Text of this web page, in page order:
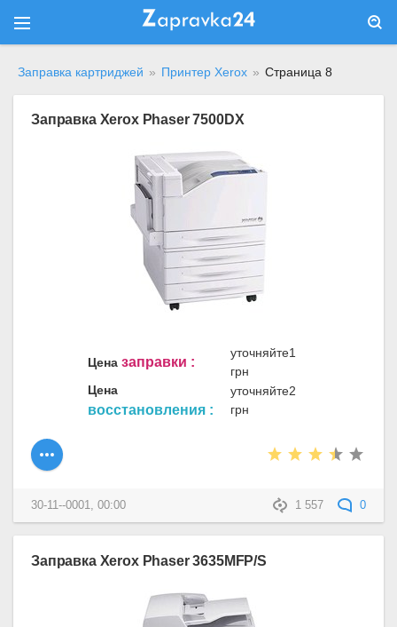
Заправка картриджей » Принтер Xerox » Страница 8
Заправка Xerox Phaser 7500DX
Цена заправки :
уточняйте1
грн
Цена
восстановления :
уточняйте2
грн
1 557 0
30-11--0001, 00:00
Заправка Xerox Phaser 3635MFP/S